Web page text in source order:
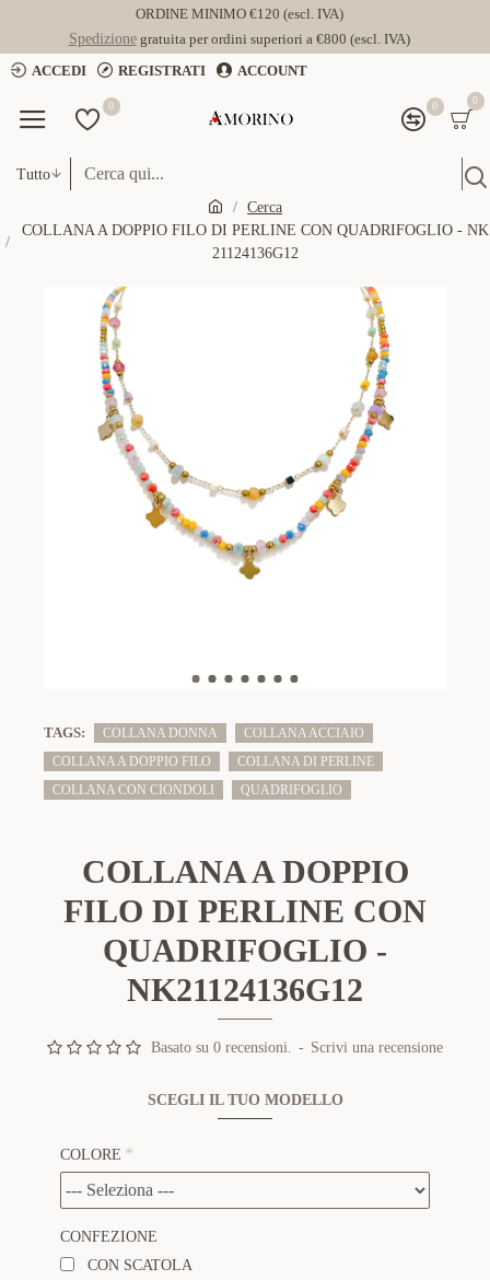
ORDINE MINIMO €120 (escl. IVA)
Spedizionegratuita per ordini superiori a €800 (escl. IVA)
ACCEDI
REGISTRATI ACCOUNT
0 0 0
Tutto
Cerca
COLLANA A DOPPIO FILO DI PERLINE CON QUADRIFOGLIO - NK
21124136G12
TAGS: COLLANA DONNA
COLLANA ACCIAIO
COLLANA A DOPPIO FILO
COLLANA DI PERLINE
COLLANA CON CIONDOLI
QUADRIFOGLIO
COLLANA A DOPPIO
FILO DI PERLINE CON
QUADRIFOGLIO -
NK21124136G12
Basato su 0 recensioni. - Scrivi una recensione
SCEGLI IL TUO MODELLO
COLORE
CONFEZIONE
CON SCATOLA